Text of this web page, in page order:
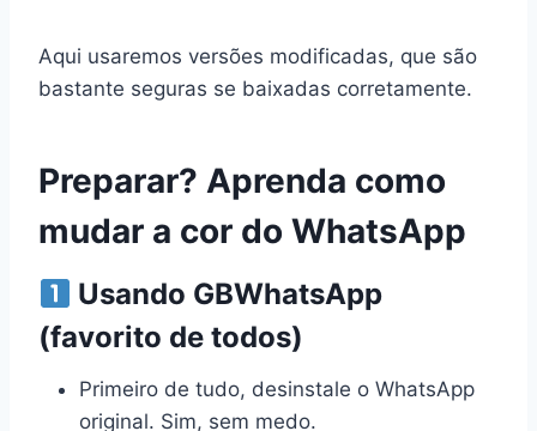
Aqui usaremos versões modificadas, que são
bastante seguras se baixadas corretamente.
Preparar? Aprenda como
mudar a cor do WhatsApp
Usando GBWhatsApp
(favorito de todos)
Primeiro de tudo, desinstale o WhatsApp
original. Sim, sem medo.